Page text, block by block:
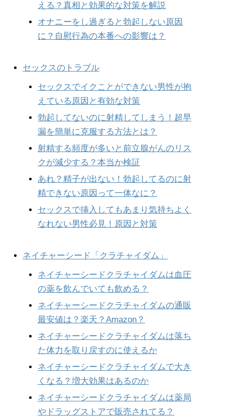
える？真相と効果的な対策を解説
オナニーをし過ぎると勃起しない原因
に？自慰行為の本番への影響は？
セックスのトラブル
セックスでイクことができない男性が抱
えている原因と有効な対策
勃起してないのに射精してしまう！超早
漏を簡単に克服する方法とは？
射精する頻度が多いと前立腺がんのリス
クが減少する？本当か検証
あれ？精子が出ない！勃起してるのに射
精できない原因って一体なに？
セックスで挿入してもあまり気持ちよく
なれない男性必見！原因と対策
ネイチャーシード「クラチャイダム」
ネイチャーシードクラチャイダムは血圧
の薬を飲んでいても飲める？
ネイチャーシードクラチャイダムの通販
最安値は？楽天？Amazon？
ネイチャーシードクラチャイダムは落ち
た体力を取り戻すのに使えるか
ネイチャーシードクラチャイダムで大き
くなる？増大効果はあるのか
ネイチャーシードクラチャイダムは薬局
やドラッグストアで販売されてる？